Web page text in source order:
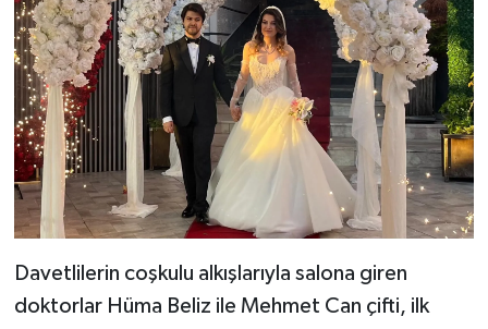
Davetlilerin coşkulu alkışlarıyla salona giren
doktorlar Hüma Beliz ile Mehmet Can çifti, ilk